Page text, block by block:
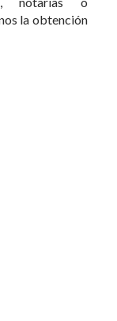
la obtención